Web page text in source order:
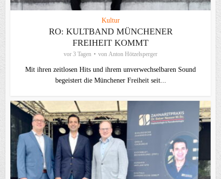
Kultur
RO: KULTBAND MÜNCHENER
FREIHEIT KOMMT
vor 3 Tagen von Anton Hötzelsperger
Mit ihren zeitlosen Hits und ihrem unverwechselbaren Sound
begeistert die Münchener Freiheit seit...